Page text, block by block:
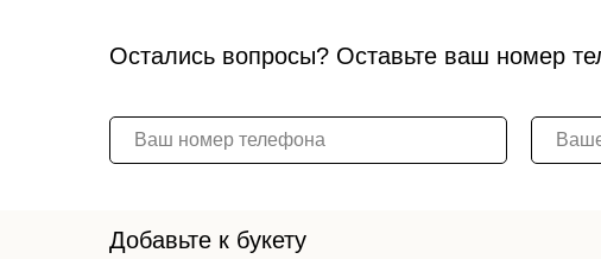
Остались вопросы? Оставьте ваш номер
Добавьте к букету